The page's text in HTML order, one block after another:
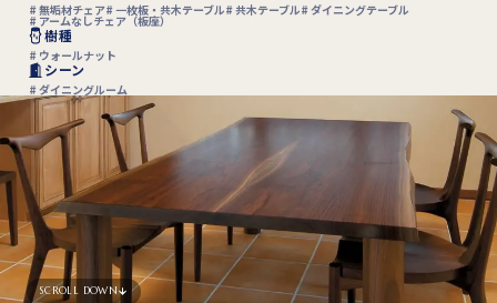
無垢材チェア 一枚板・共木テーブル 共木テーブル ダイニングテーブル
アームなしチェア（板座）
樹種
ウォールナット
シーン
ダイニングルーム
SCROLL DOWN